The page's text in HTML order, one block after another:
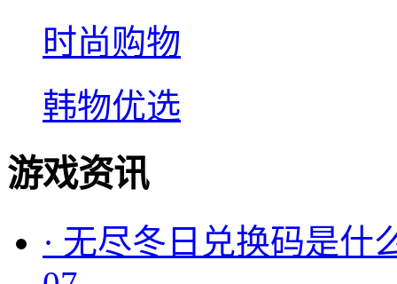
时尚购物
韩物优选
游戏资讯
· 无尽冬日兑换码是什